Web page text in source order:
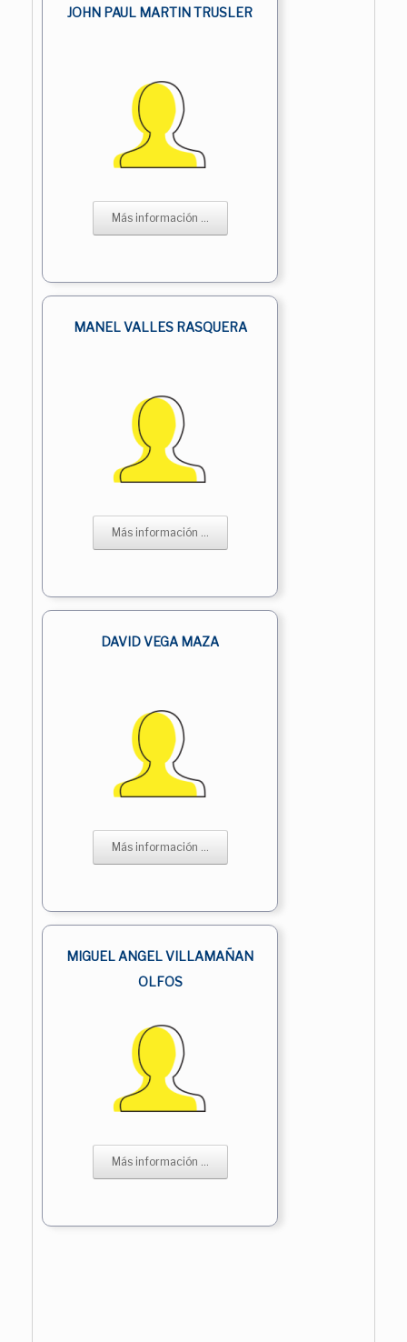
JOHN PAUL MARTIN TRUSLER
Más información ...
MANEL VALLES RASQUERA
Más información ...
DAVID VEGA MAZA
Más información ...
MIGUEL ANGEL VILLAMAÑAN
OLFOS
Más información ...